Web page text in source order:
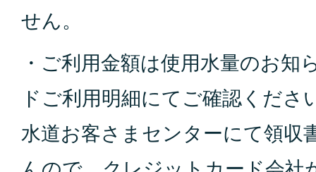
せん。
・ご利用金額は使用水量のお知
ドご利用明細にてご確認くださ
水道お客さまセンターにて領収